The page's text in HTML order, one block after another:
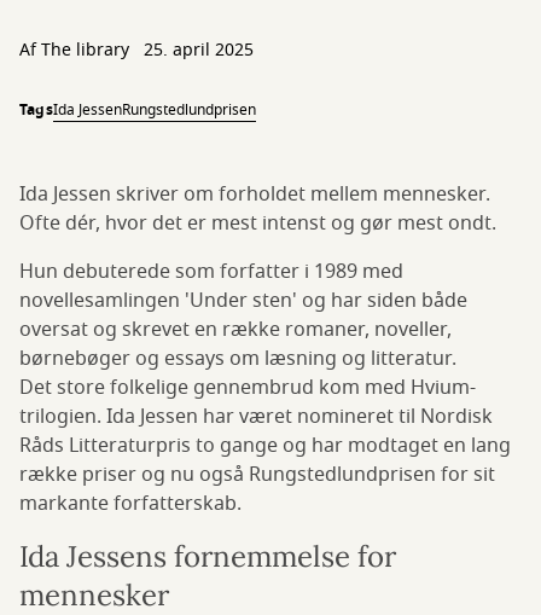
Af The library 25. april 2025
TagsIda JessenRungstedlundprisen
Ida Jessen skriver om forholdet mellem mennesker.
Ofte dér, hvor det er mest intenst og gør mest ondt.
Hun debuterede som forfatter i 1989 med
novellesamlingen 'Under sten' og har siden både
oversat og skrevet en række romaner, noveller,
børnebøger og essays om læsning og litteratur.
Det store folkelige gennembrud kom med Hvium-
trilogien. Ida Jessen har været nomineret til Nordisk
Råds Litteraturpris to gange og har modtaget en lang
række priser og nu også Rungstedlundprisen for sit
markante forfatterskab.
Ida Jessens fornemmelse for
mennesker